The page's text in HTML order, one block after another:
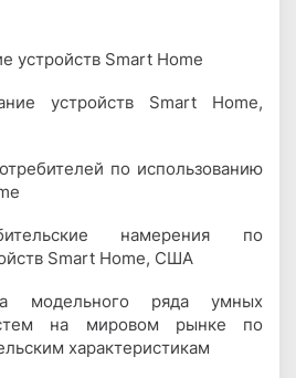
устройств Smart Home
устройств Smart Home,
по использованию
намерения по
Smart Home, США
модельного ряда умных
на мировом рынке по
характеристикам